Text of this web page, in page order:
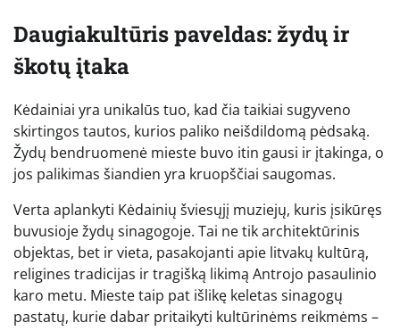
Daugiakultūris paveldas: žydų ir
škotų įtaka
Kėdainiai yra unikalūs tuo, kad čia taikiai sugyveno
skirtingos tautos, kurios paliko neišdildomą pėdsaką.
Žydų bendruomenė mieste buvo itin gausi ir įtakinga, o
jos palikimas šiandien yra kruopščiai saugomas.
Verta aplankyti Kėdainių šviesųjį muziejų, kuris įsikūręs
buvusioje žydų sinagogoje. Tai ne tik architektūrinis
objektas, bet ir vieta, pasakojanti apie litvakų kultūrą,
religines tradicijas ir tragišką likimą Antrojo pasaulinio
karo metu. Mieste taip pat išlikę keletas sinagogų
pastatų, kurie dabar pritaikyti kultūrinėms reikmėms –